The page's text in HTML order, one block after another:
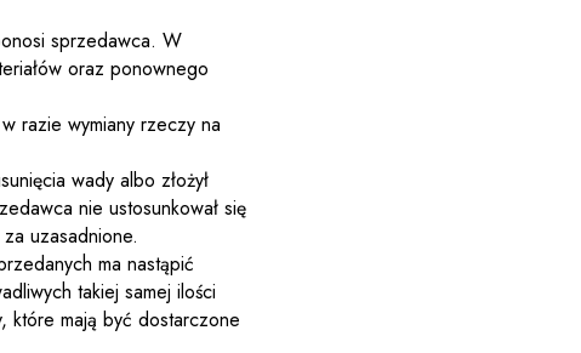
sprzedawca. W
oraz ponownego
razie wymiany rzeczy na
wady albo złożył
nie ustosunkował się
uzasadnione.
ma nastąpić
takiej samej ilości
które mają być dostarczone